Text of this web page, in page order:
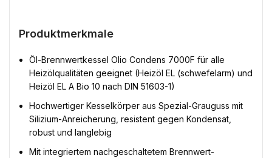
Produktmerkmale
Öl-Brennwertkessel Olio Condens 7000F für alle
Heizölqualitäten geeignet (Heizöl EL (schwefelarm) und
Heizöl EL A Bio 10 nach DIN 51603-1)
Hochwertiger Kesselkörper aus Spezial-Grauguss mit
Silizium-Anreicherung, resistent gegen Kondensat,
robust und langlebig
Mit integriertem nachgeschaltetem Brennwert-